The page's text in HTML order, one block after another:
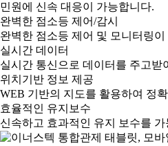
민원에 신속 대응이 가능합니다.
완벽한 점소등 제어/감시
완벽한 점소등 제어 및 모니터링
실시간 데이터
실시간 통신으로 데이터를 주고받
위치기반 정보 제공
WEB 기반의 지도를 활용하여 정
효율적인 유지보수
신속하고 효과적인 유지 보수를